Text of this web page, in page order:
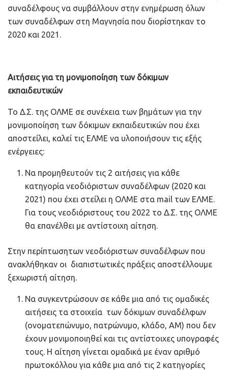
συναδέλφους να συμβάλλουν στην ενημέρωση όλων
των συναδέλφων στη Μαγνησία που διορίστηκαν το
2020 και 2021.
Αιτήσεις για τη μονιμοποίηση των δόκιμων
εκπαιδευτικών
Το Δ.Σ. της ΟΛΜΕ σε συνέχεια των βημάτων για την
μονιμοποίηση των δόκιμων εκπαιδευτικών που έχει
αποστείλει, καλεί τις ΕΛΜΕ να υλοποιήσουν τις εξής
ενέργειες:
Να προμηθευτούν τις 2 αιτήσεις για κάθε
κατηγορία νεοδιόριστων συναδέλφων (2020 και
2021) που έχει στείλει η ΟΛΜΕ στα mail των ΕΛΜΕ.
Για τους νεοδιόριστους του 2022 το Δ.Σ. της ΟΛΜΕ
θα επανέλθει με αντίστοιχη αίτηση.
Στην περίπτωσητων νεοδιόριστων συναδέλφων που
ανακλήθηκαν οι διαπιστωτικές πράξεις αποστέλλουμε
ξεχωριστή αίτηση.
Να συγκεντρώσουν σε κάθε μια από τις ομαδικές
αιτήσεις τα στοιχεία των δόκιμων συναδέλφων
(ονοματεπώνυμο, πατρώνυμο, κλάδο, ΑΜ) που δεν
έχουν μονιμοποιηθεί και τις αντίστοιχες υπογραφές
τους. Η αίτηση γίνεται ομαδικά με έναν αριθμό
πρωτοκόλλου για κάθε μια από τις 2 κατηγορίες